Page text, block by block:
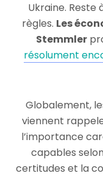
Ukraine. Reste
règles. Les
Stemmler
résolument
Globalement,
viennent
l’importance
capables
certitudes et la